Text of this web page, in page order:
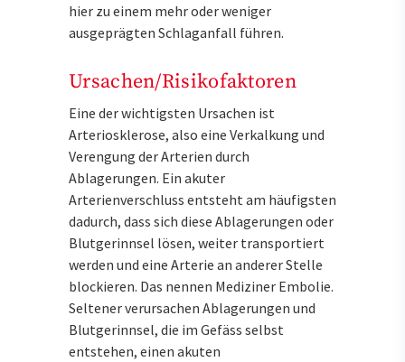
hier zu einem mehr oder weniger
ausgeprägten Schlaganfall führen.
Ursachen/Risikofaktoren
Eine der wichtigsten Ursachen ist
Arteriosklerose, also eine Verkalkung und
Verengung der Arterien durch
Ablagerungen. Ein akuter
Arterienverschluss entsteht am häufigsten
dadurch, dass sich diese Ablagerungen oder
Blutgerinnsel lösen, weiter transportiert
werden und eine Arterie an anderer Stelle
blockieren. Das nennen Mediziner Embolie.
Seltener verursachen Ablagerungen und
Blutgerinnsel, die im Gefäss selbst
entstehen, einen akuten